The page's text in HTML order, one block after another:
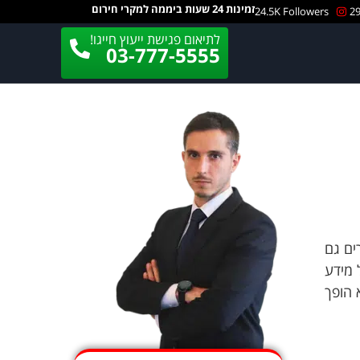
24.5K Followersזמינות 24 שעות ביממה למקרי חירום
לתיאום פגישת ייעוץ חייגו!
03-777-5555
התשמ"א-1981. בחוק מוסדרים גם
מידע
הופך